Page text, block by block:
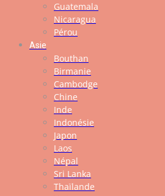
Guatemala
Nicaragua
Pérou
Asie
Bouthan
Birmanie
Cambodge
Chine
Inde
Indonésie
Japon
Laos
Népal
Sri Lanka
Thaïlande